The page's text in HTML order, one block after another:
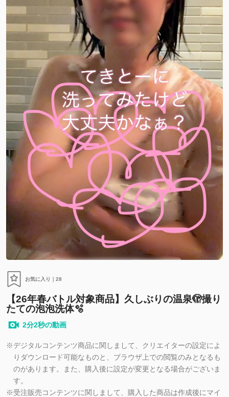
お気に入り｜ 28
【26年春バトル対象商品】久しぶりの温泉🫣撮り
たての泡泡洗体🫧
2分2秒の動画
※デジタルコンテンツ商品に関しまして、クリエイターの設定によ
りダウンロード可能なものと、ブラウザ上での閲覧のみとなるも
のがあります。また、購入後に設定が変更となる場合がございま
す。
※受注販売コンテンツに関しまして、購入した商品は作成後にマイ